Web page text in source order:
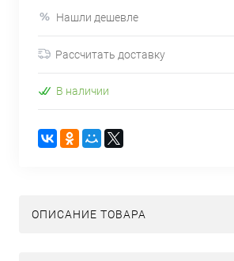
Нашли дешевле
Рассчитать доставку
В наличии
ОПИСАНИЕ ТОВАРА